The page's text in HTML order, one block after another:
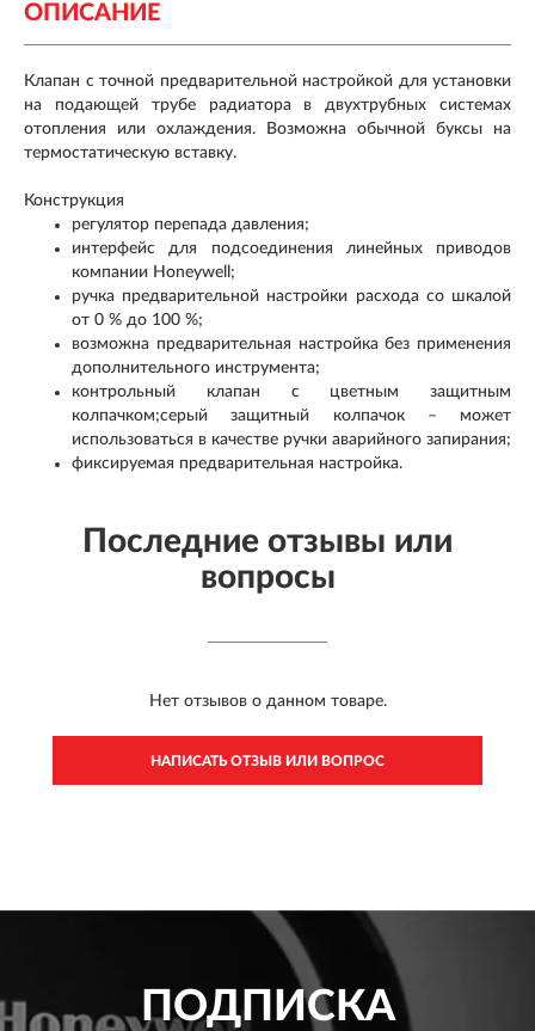
ОПИСАНИЕ
Клапан с точной предварительной настройкой для установки
на подающей трубе радиатора в двухтрубных системах
отопления или охлаждения. Возможна обычной буксы на
термостатическую вставку.
Конструкция
регулятор перепада давления;
интерфейс для подсоединения линейных приводов
компании Honeywell;
ручка предварительной настройки расхода со шкалой
от 0 % до 100 %;
возможна предварительная настройка без применения
дополнительного инструмента;
контрольный клапан с цветным защитным
колпачком;серый защитный колпачок – может
использоваться в качестве ручки аварийного запирания;
фиксируемая предварительная настройка.
Последние отзывы или
вопросы
Нет отзывов о данном товаре.
НАПИСАТЬ ОТЗЫВ ИЛИ ВОПРОС
ПОДПИСКА